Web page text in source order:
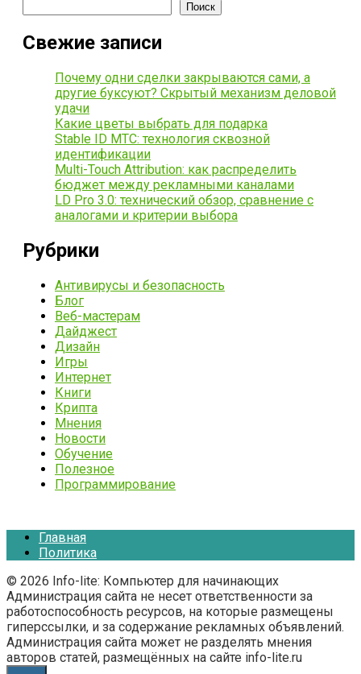
Поиск
Свежие записи
Почему одни сделки закрываются сами, а
другие буксуют? Скрытый механизм деловой
удачи
Какие цветы выбрать для подарка
Stable ID МТС: технология сквозной
идентификации
Multi-Touch Attribution: как распределить
бюджет между рекламными каналами
LD Pro 3.0: технический обзор, сравнение с
аналогами и критерии выбора
Рубрики
Антивирусы и безопасность
Блог
Веб-мастерам
Дайджест
Дизайн
Игры
Интернет
Книги
Крипта
Мнения
Новости
Обучение
Полезное
Программирование
Главная
Политика
© 2026 Info-lite: Компьютер для начинающих
Администрация сайта не несет ответственности за
работоспособность ресурсов, на которые размещены
гиперссылки, и за содержание рекламных объявлений.
Администрация сайта может не разделять мнения
авторов статей, размещённых на сайте info-lite.ru